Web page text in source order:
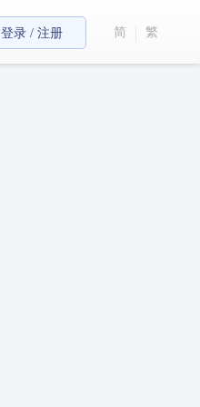
登录 / 注册 简 繁